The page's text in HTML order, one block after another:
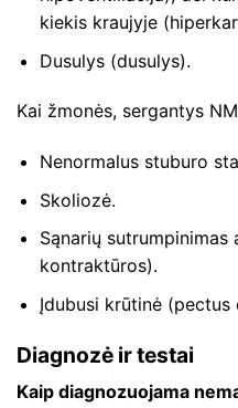
kiekis kraujyje
Dusulys (dusulys).
Kai žmonės, sergantys
Nenormalus stuburo
Skoliozė.
Sąnarių sutrumpinimas
kontraktūros).
Įdubusi krūtinė (pectus
Diagnozė ir testai
Kaip diagnozuojama